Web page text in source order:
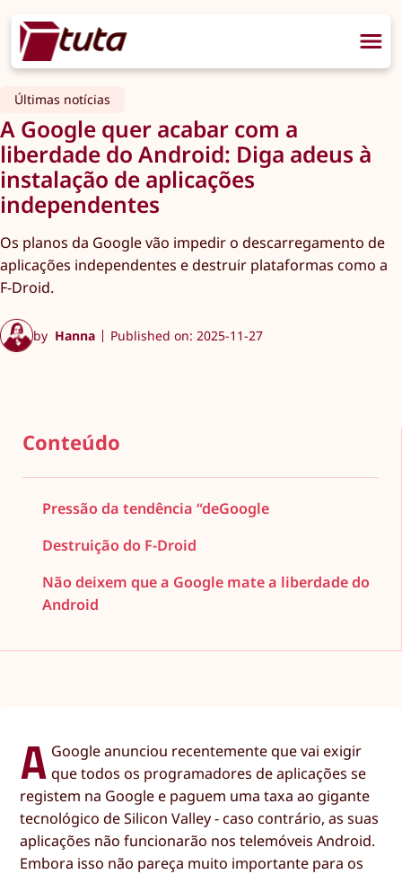
Últimas notícias
A Google quer acabar com a
liberdade do Android: Diga adeus à
instalação de aplicações
independentes
Os planos da Google vão impedir o descarregamento de
aplicações independentes e destruir plataformas como a
F-Droid.
by Hanna Published on: 2025-11-27
Conteúdo
Pressão da tendência “deGoogle
Destruição do F-Droid
Não deixem que a Google mate a liberdade do
Android
A Google anunciou recentemente que vai exigir
que todos os programadores de aplicações se
registem na Google e paguem uma taxa ao gigante
tecnológico de Silicon Valley - caso contrário, as suas
aplicações não funcionarão nos telemóveis Android.
Embora isso não pareça muito importante para os